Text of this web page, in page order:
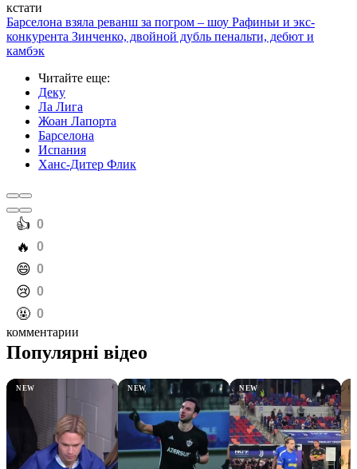
кстати
Барселона взяла реванш за погром – шоу Рафиньи и экс-
конкурента Зинченко, двойной дубль пенальти, дебют и
камбэк
Читайте еще:
Деку
Ла Лига
Жоан Лапорта
Барселона
Испания
Ханс-Дитер Флик
️👍 0
️🔥 0
️😄 0
️😢 0
️🤬 0
комментарии